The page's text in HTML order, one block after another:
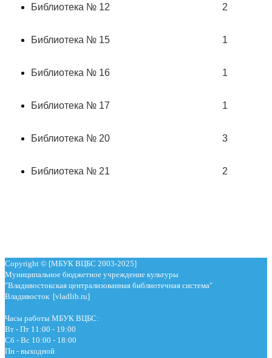
Библиотека № 12 2
Библиотека № 15 1
Библиотека № 16 1
Библиотека № 17 1
Библиотека № 20 3
Библиотека № 21 2
Copyright © [МБУК ВЦБС 2003-2025]
Муниципальное бюджетное учреждение культуры
"Владивостокская централизованная библиотечная система"
Владивосток [vladlib.ru]
Часы работы МБУК ВЦБС:
Вт - Пт 11:00 - 19:00
Сб - Вс 10:00 - 18:00
Пн - выходной